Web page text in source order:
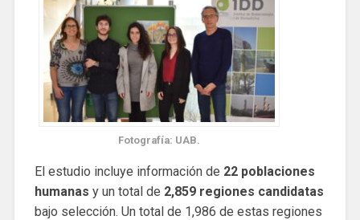
Fotografía: UAB.
El estudio incluye información de 22 poblaciones
humanas y un total de 2,859 regiones candidatas
bajo selección. Un total de 1,986 de estas regiones